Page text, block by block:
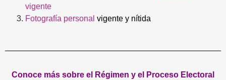
vigente
Fotografía personal vigente y nítida
Conoce más sobre el Régimen y el Proceso Electoral